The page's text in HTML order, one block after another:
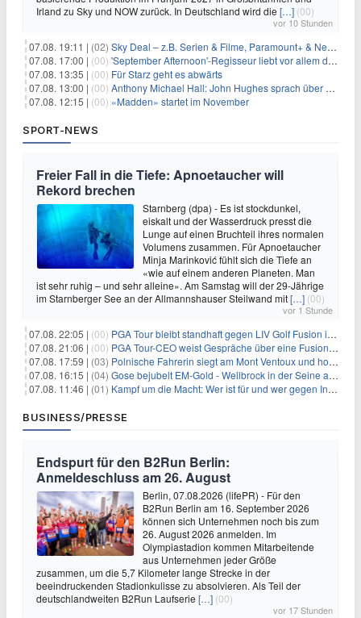
Irland zu Sky und NOW zurück. In Deutschland wird die […] (00)
vor 10 Stunden
07.08. 19:11 | (02) Sky Deal – z.B. Serien & Filme, Paramount+ & Netflix für 19,99€/Monat
07.08. 17:00 | (00) 'September Afternoon'-Regisseur liebt vor allem die 'Banalität' in seinen Filmen
07.08. 13:35 | (00) Für Starz geht es abwärts
07.08. 13:00 | (00) Anthony Michael Hall: John Hughes sprach über eine Fortsetzung von 'The Breakfast Club'
07.08. 12:15 | (00) «Madden» startet im November
SPORT-NEWS
Freier Fall in die Tiefe: Apnoetaucher will
Rekord brechen
Starnberg (dpa) - Es ist stockdunkel,
eiskalt und der Wasserdruck presst die
Lunge auf einen Bruchteil ihres normalen
Volumens zusammen. Für Apnoetaucher
Minja Marinković fühlt sich die Tiefe an
«wie auf einem anderen Planeten. Man
ist sehr ruhig – und sehr alleine». Am Samstag will der 29-Jährige
im Starnberger See an der Allmannshauser Steilwand mit[…] (00)
vor 1 Stunde
07.08. 22:05 | (00) PGA Tour bleibt standhaft gegen LIV Golf Fusion in einem sich wandelnden Sportumfeld
07.08. 21:06 | (00) PGA Tour-CEO weist Gespräche über eine Fusion mit LIV Golf zurück und bekräftigt die Wettbewerbslandschaft
07.08. 17:59 | (03) Polnische Fahrerin siegt am Mont Ventoux und holt Tour-Gelb
07.08. 16:15 | (04) Gose bejubelt EM-Gold - Wellbrock in der Seine ausgebremst
07.08. 11:46 | (01) Kampf um die Macht: Wer ist für und wer gegen Infantino?
BUSINESS/PRESSE
Endspurt für den B2Run Berlin:
Anmeldeschluss am 26. August
Berlin, 07.08.2026 (lifePR) - Für den
B2Run Berlin am 16. September 2026
können sich Unternehmen noch bis zum
26. August 2026 anmelden. Im
Olympiastadion kommen Mitarbeitende
aus Unternehmen jeder Größe
zusammen, um die 5,7 Kilometer lange Strecke in der
beeindruckenden Stadionkulisse zu absolvieren. Als Teil der
deutschlandweiten B2Run Laufserie […] (00)
vor 17 Stunden